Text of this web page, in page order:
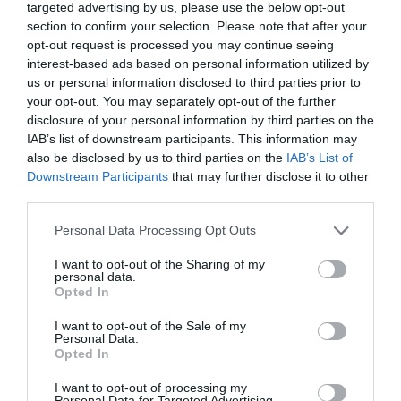
targeted advertising by us, please use the below opt-out
section to confirm your selection. Please note that after your
opt-out request is processed you may continue seeing
interest-based ads based on personal information utilized by
us or personal information disclosed to third parties prior to
your opt-out. You may separately opt-out of the further
disclosure of your personal information by third parties on the
IAB’s list of downstream participants. This information may
also be disclosed by us to third parties on the IAB’s List of
Downstream Participants that may further disclose it to other
Please note that this website/app uses one or more Google
not limited to your visit or usage behaviour. You may click to
grant or deny consent to Google and its third-party tags to
use your data for below specified purposes in below Google
consent section.
Personal Data Processing Opt Outs
I want to opt-out of the Sharing of my
personal data.
Opted In
I want to opt-out of the Sale of my
Personal Data.
Opted In
I want to opt-out of processing my
Logikátlan fények, árnyékok és fizika:A mesterséges
intelligencia nem ismeri a fizika törvényeit, csak pixeleket tippel
meg. Ha a háttérben lévő fényforrás balról jön, de a szereplő
arcának jobb oldala van megvilágítva, vagy ha a mozgó tárgyak
mögött az árnyékok nem mozdulnak, esetleg a háttérben lévő
minták (pl. egy tapéta vagy könyvespolc) folyamatosan és
indokolatlanul hullámoznak, akkor egy generált környezetet látsz.
Már nem sci-fi: mesterséges intelligencia vásárolt
Így kavar be az egyetemválasztásba a mesterséges
intelligencia
intelligencia